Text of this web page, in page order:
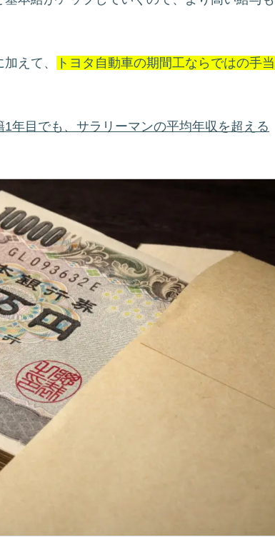
えて、
トヨタ自動車の期間工ならではの手当
1年目でも、サラリーマンの平均年収を超える